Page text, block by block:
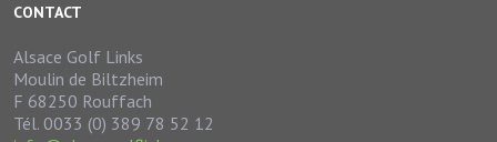
CONTACT
Alsace Golf Links
Moulin de Biltzheim
F 68250 Rouffach
Tél. 0033 (0) 389 78 52 12